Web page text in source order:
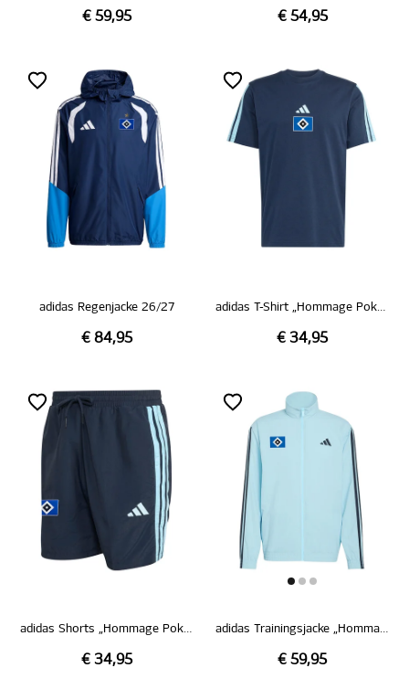
€ 59,95 € 54,95
adidas Regenjacke 26/27
€ 84,95
adidas T-Shirt „Hommage Pokalsieg 1976“
€ 34,95
adidas Shorts „Hommage Pokalsieg 1976“
€ 34,95
adidas Trainingsjacke „Hommage Pokalsieg 1976“
€ 59,95